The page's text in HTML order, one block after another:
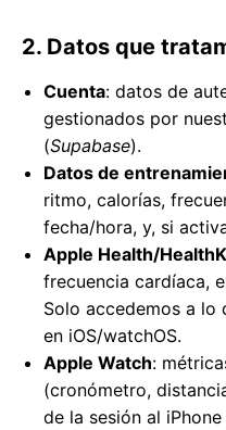
2. Datos que
Cuenta: datos de
gestionados por
(Supabase).
Datos de
ritmo, calorías,
fecha/hora, y, si
Apple Health/
frecuencia cardíaca,
Solo accedemos a lo
en iOS/watchOS.
Apple Watch:
(cronómetro,
de la sesión al